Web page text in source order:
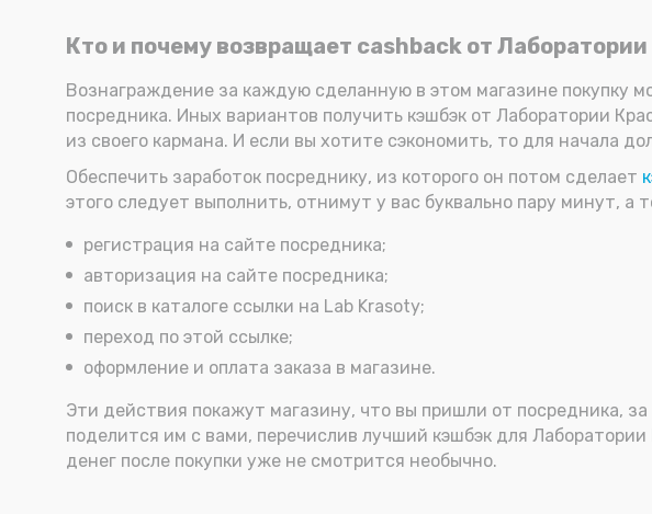
Кто и почему возвращает cashback от
Вознаграждение за каждую сделанную в этом магазине покупку
посредника. Иных вариантов получить кэшбэк от Лаборатории
из своего кармана. И если вы хотите сэкономить, то для начала
Обеспечить заработок посреднику, из которого он потом сделает
этого следует выполнить, отнимут у вас буквально пару минут, а
регистрация на сайте посредника;
авторизация на сайте посредника;
поиск в каталоге ссылки на Lab Krasoty;
переход по этой ссылке;
оформление и оплата заказа в магазине.
Эти действия покажут магазину, что вы пришли от посредника,
поделится им с вами, перечислив лучший кэшбэк для
денег после покупки уже не смотрится необычно.